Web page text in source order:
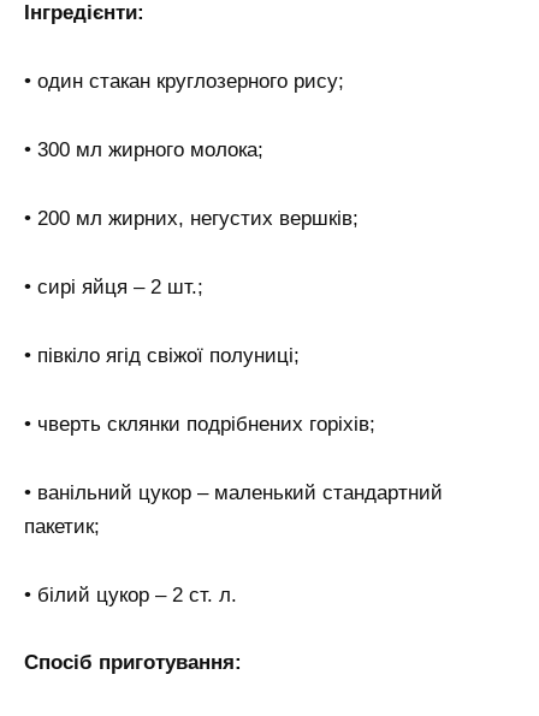
Інгредієнти:
• один стакан круглозерного рису;
• 300 мл жирного молока;
• 200 мл жирних, негустих вершків;
• сирі яйця – 2 шт.;
• півкіло ягід свіжої полуниці;
• чверть склянки подрібнених горіхів;
• ванільний цукор – маленький стандартний
пакетик;
• білий цукор – 2 ст. л.
Спосіб приготування: